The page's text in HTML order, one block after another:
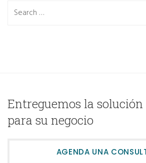
Search for:
Entreguemos la solución
para su negocio
AGENDA UNA